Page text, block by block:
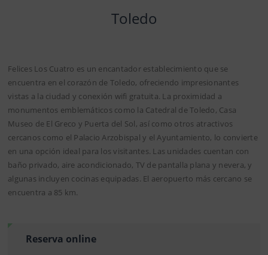
Toledo
Felices Los Cuatro es un encantador establecimiento que se
encuentra en el corazón de Toledo, ofreciendo impresionantes
vistas a la ciudad y conexión wifi gratuita. La proximidad a
monumentos emblemáticos como la Catedral de Toledo, Casa
Museo de El Greco y Puerta del Sol, así como otros atractivos
cercanos como el Palacio Arzobispal y el Ayuntamiento, lo convierte
en una opción ideal para los visitantes. Las unidades cuentan con
baño privado, aire acondicionado, TV de pantalla plana y nevera, y
algunas incluyen cocinas equipadas. El aeropuerto más cercano se
encuentra a 85 km.
Reserva online